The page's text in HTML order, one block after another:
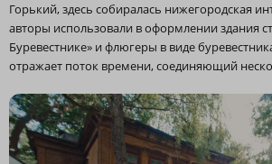
Горький, здесь собиралась нижегородская
авторы использовали в оформлении здания
Буревестнике» и флюгеры в виде
отражает поток времени, соединяющий